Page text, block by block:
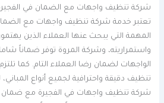
شركة تنظيف واجهات مع الضمان في
تعتبر خدمة شركة تنظيف واجهات مع
المهمة التي يبحث عنها العملاء الذين
واستمراريته، وشركة المروة توفر ضماناً
الواجهات لضمان رضا العملاء التام. كما
تنظيف دقيقة واحترافية لجميع أنواع
شركة تنظيف واجهات في الفجيرة مع